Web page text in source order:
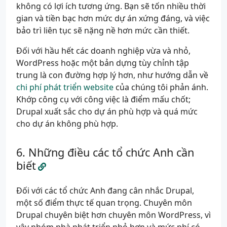
không có lợi ích tương ứng. Bạn sẽ tốn nhiều thời
gian và tiền bạc hơn mức dự án xứng đáng, và việc
bảo trì liên tục sẽ nặng nề hơn mức cần thiết.
Đối với hầu hết các doanh nghiệp vừa và nhỏ,
WordPress hoặc một bản dựng tùy chỉnh tập
trung là con đường hợp lý hơn, như hướng dẫn về
chi phí phát triển website của chúng tôi phản ánh.
Khớp công cụ với công việc là điểm mấu chốt;
Drupal xuất sắc cho dự án phù hợp và quá mức
cho dự án không phù hợp.
Những điều các tổ chức Anh cần
biết
Đối với các tổ chức Anh đang cân nhắc Drupal,
một số điểm thực tế quan trọng. Chuyên môn
Drupal chuyên biệt hơn chuyên môn WordPress, vì